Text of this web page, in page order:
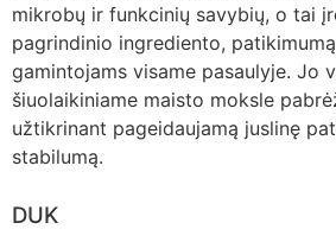
mikrobų ir funkcinių savybių, o tai
pagrindinio ingrediento,
gamintojams visame pasaulyje. Jo
šiuolaikiniame maisto moksle
užtikrinant pageidaujamą juslinę
stabilumą.
DUK